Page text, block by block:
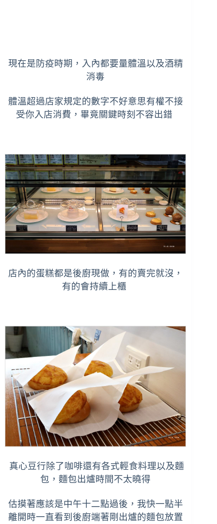
現在是防疫時期，入內都要量體溫以及酒精
消毒
體溫超過店家規定的數字不好意思有權不接
受你入店消費，畢竟關鍵時刻不容出錯
店內的蛋糕都是後廚現做，有的賣完就沒，
有的會持續上櫃
真心豆行除了咖啡還有各式輕食料理以及麵
包，麵包出爐時間不太曉得
估摸著應該是中午十二點過後，我快一點半
離開時一直看到後廚端著剛出爐的麵包放置